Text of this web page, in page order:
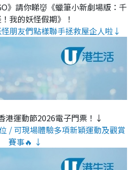
》請你睇👹《蠟筆小新劇場版：千
我的妖怪假期》！
朋友們點樣聯手拯救屋企人啦↓
港運動節2026電子門票！↓
/ 可現場體驗多項新穎運動及觀賞
賽事🔥 ↓